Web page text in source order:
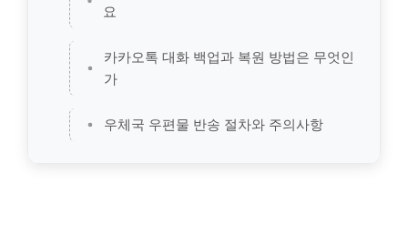
요
카카오톡 대화 백업과 복원 방법은 무엇인
가
우체국 우편물 반송 절차와 주의사항